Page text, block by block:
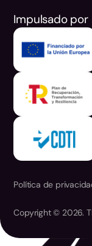
Impulsado por
Política de
Copyright © 2026.